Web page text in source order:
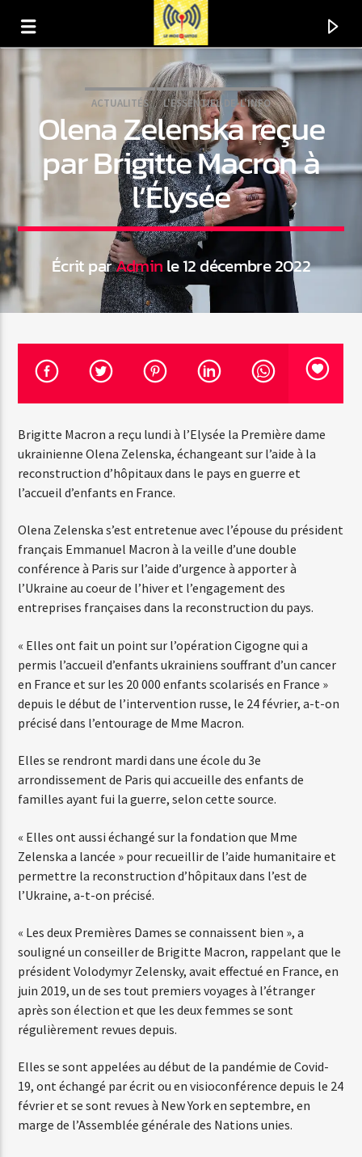
En ce moment
Artiste
Emission en cours
Web-Radio-Années 100% 80s
07:00 22:00
Web-Radio-Le-Mosquitos
Web-Radio-Années 70
Web-Radio-Années 80
Web-Radio-Latino
Web-Radio-Italia
ACTUALITÉS L'ESSENTIEL-DE-L'INFO
Olena Zelenska reçue
par Brigitte Macron à
l’Élysée
Écrit parAdminle 12 décembre 2022
Brigitte Macron a reçu lundi à l’Elysée la Première dame
ukrainienne Olena Zelenska, échangeant sur l’aide à la
reconstruction d’hôpitaux dans le pays en guerre et
l’accueil d’enfants en France.
Olena Zelenska s’est entretenue avec l’épouse du président
français Emmanuel Macron à la veille d’une double
conférence à Paris sur l’aide d’urgence à apporter à
l’Ukraine au coeur de l’hiver et l’engagement des
entreprises françaises dans la reconstruction du pays.
« Elles ont fait un point sur l’opération Cigogne qui a
permis l’accueil d’enfants ukrainiens souffrant d’un cancer
en France et sur les 20 000 enfants scolarisés en France »
depuis le début de l’intervention russe, le 24 février, a-t-on
précisé dans l’entourage de Mme Macron.
Elles se rendront mardi dans une école du 3e
arrondissement de Paris qui accueille des enfants de
familles ayant fui la guerre, selon cette source.
« Elles ont aussi échangé sur la fondation que Mme
Zelenska a lancée » pour recueillir de l’aide humanitaire et
permettre la reconstruction d’hôpitaux dans l’est de
l’Ukraine, a-t-on précisé.
« Les deux Premières Dames se connaissent bien », a
souligné un conseiller de Brigitte Macron, rappelant que le
président Volodymyr Zelensky, avait effectué en France, en
juin 2019, un de ses tout premiers voyages à l’étranger
après son élection et que les deux femmes se sont
régulièrement revues depuis.
Elles se sont appelées au début de la pandémie de Covid-
19, ont échangé par écrit ou en visioconférence depuis le 24
février et se sont revues à New York en septembre, en
marge de l’Assemblée générale des Nations unies.